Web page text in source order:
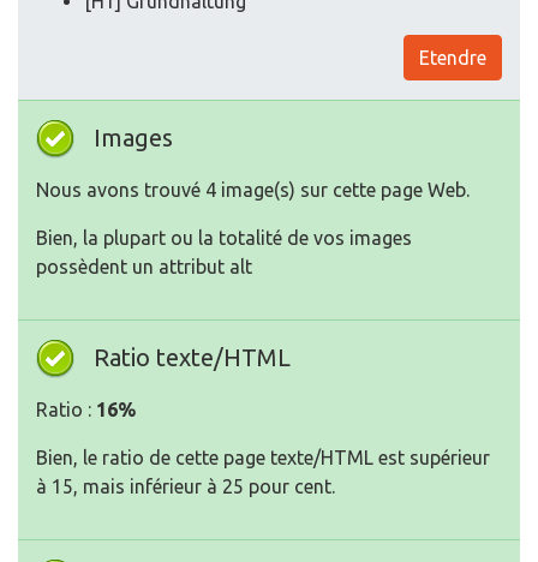
Etendre
Images
Nous avons trouvé 4 image(s) sur cette page Web.
Bien, la plupart ou la totalité de vos images
possèdent un attribut alt
Ratio texte/HTML
Ratio : 16%
Bien, le ratio de cette page texte/HTML est supérieur
à 15, mais inférieur à 25 pour cent.